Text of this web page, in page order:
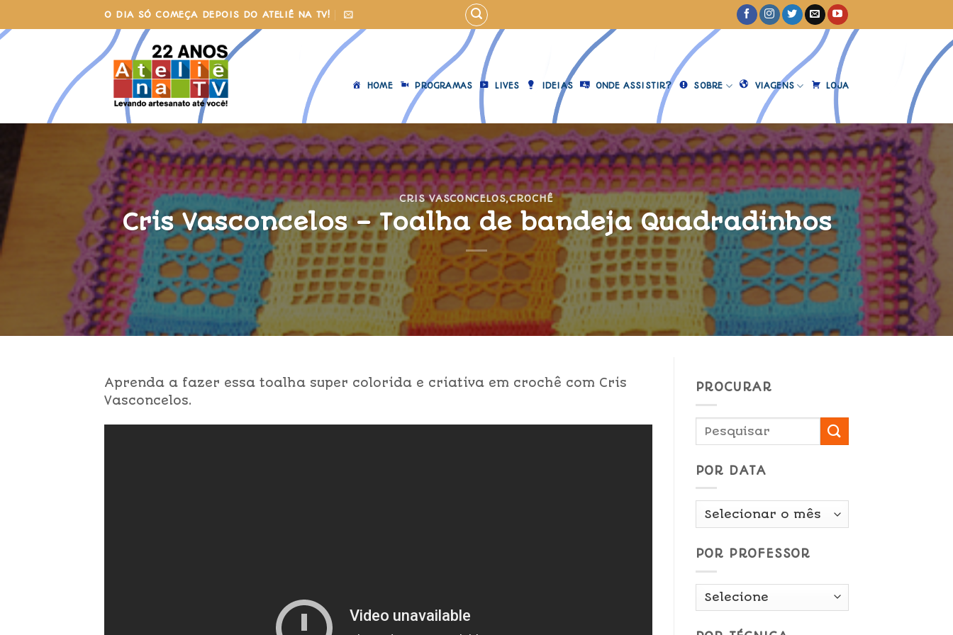
to
content
O DIA SÓ COMEÇA DEPOIS DO ATELIÊ NA TV!
HOME PROGRAMAS LIVES IDEIAS ONDE ASSISTIR? SOBRE VIAGENS LOJA
CRIS VASCONCELOS,CROCHÊ
Cris Vasconcelos – Toalha de bandeja Quadradinhos
Aprenda a fazer essa toalha super colorida e criativa em crochê com Cris
Vasconcelos.
PROCURAR
POR DATA
Por
POR PROFESSOR